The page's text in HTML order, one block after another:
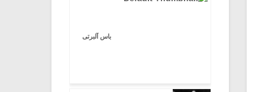
باس آلبرتی
میکلوش روژا